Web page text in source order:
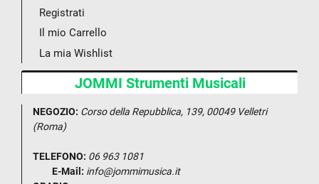
Registrati
Il mio Carrello
La mia Wishlist
JOMMI Strumenti Musicali
NEGOZIO: Corso della Repubblica, 139, 00049 Velletri
(Roma)
TELEFONO: 06 963 1081
E-Mail: info@jommimusica.it